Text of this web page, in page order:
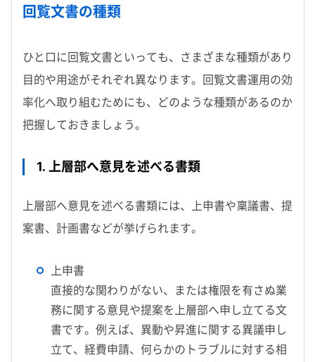
回覧文書の種類
ひと口に回覧文書といっても、さまざまな種類があり
目的や用途がそれぞれ異なります。回覧文書運用の効
率化へ取り組むためにも、どのような種類があるのか
把握しておきましょう。
1. 上層部へ意見を述べる書類
上層部へ意見を述べる書類には、上申書や稟議書、提
案書、計画書などが挙げられます。
上申書
直接的な関わりがない、または権限を有さぬ業
務に関する意見や提案を上層部へ申し立てる文
書です。例えば、異動や昇進に関する異議申し
立て、経費申請、何らかのトラブルに対する相